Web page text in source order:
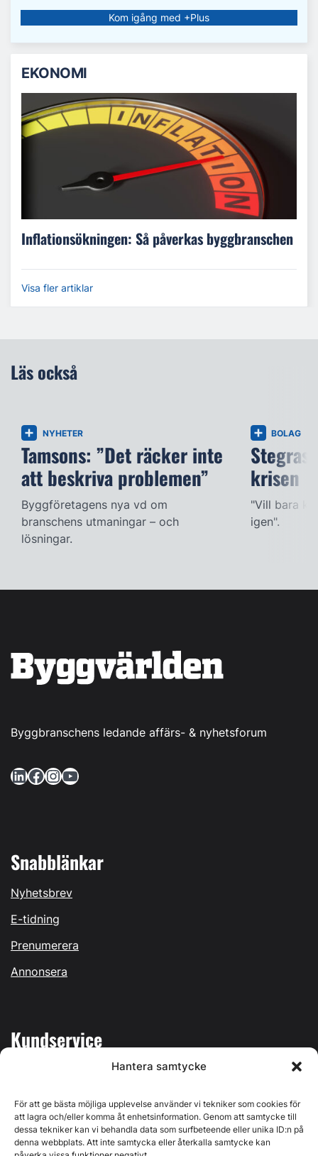
Hantera samtycke
För att ge bästa möjliga upplevelse använder vi tekniker som cookies för
att lagra och/eller komma åt enhetsinformation. Genom att samtycke till
dessa tekniker kan vi behandla data som surfbeteende eller unika ID:n på
denna webbplats. Att inte samtycka eller återkalla samtycke kan
Kom igång med +Plus
EKONOMI
Inflationsökningen: Så påverkas byggbranschen
Visa fler artiklar
Läs också
NYHETER
Tamsons: ”Det räcker inte
att beskriva problemen”
Byggföretagens nya vd om
branschens utmaningar – och
lösningar.
BOLAG
krisen
"Vill bara
igen".
Byggbranschens ledande affärs- & nyhetsforum
LinkedIn Facebook InstagramYouTube
Snabblänkar
Nyhetsbrev
E-tidning
Prenumerera
Annonsera
Kundservice
Kontakta oss